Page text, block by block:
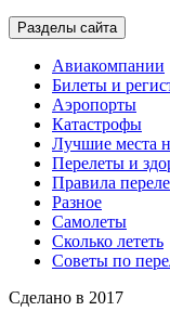
Разделы сайта
Авиакомпании
Билеты и
Аэропорты
Катастрофы
Лучшие места
Перелеты и
Правила
Разное
Самолеты
Сколько лететь
Советы по
Сделано в 2017